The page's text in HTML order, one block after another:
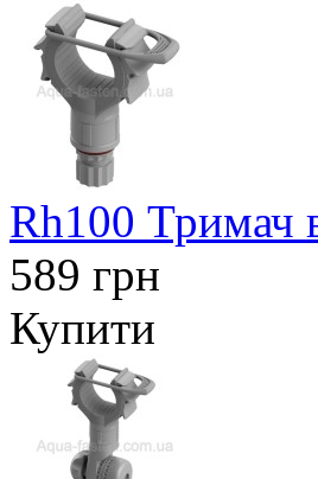
Rh100 Тримач
589 грн
Купити